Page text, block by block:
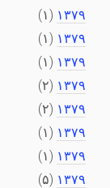
۱۳۷۹ (۱)
۱۳۷۹ (۱)
۱۳۷۹ (۱)
۱۳۷۹ (۲)
۱۳۷۹ (۲)
۱۳۷۹ (۱)
۱۳۷۹ (۱)
۱۳۷۹ (۵)